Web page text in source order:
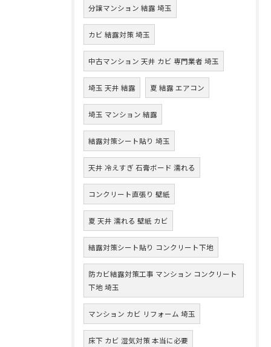
分譲マンション 結露 埼玉
カビ 結露対策 埼玉
中古マンション 天井 カビ 専門業者 埼玉
埼玉 天井 結露 夏 結露 エアコン
埼玉 マンション 結露
結露対策シート貼り 埼玉
天井 冷えすぎ 石膏ボード 濡れる
コンクリート直張り 壁紙
夏 天井 濡れる 壁紙 カビ
結露対策シート貼り コンクリート下地
防カビ結露対策工事 マンション コンクリート
下地 埼玉
マンション カビ リフォーム 埼玉
床下 カビ 湿気対策 本当に必要